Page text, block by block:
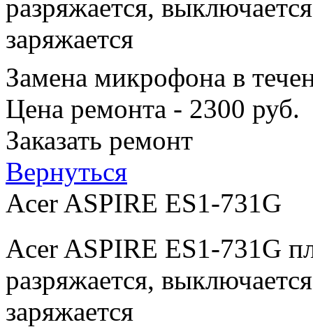
разряжается,
заряжается
Замена микрофона в
Цена ремонта - 2300 руб.
Заказать ремонт
Вернуться
Acer ASPIRE ES1-731G
Acer ASPIRE ES1-731G
разряжается,
заряжается